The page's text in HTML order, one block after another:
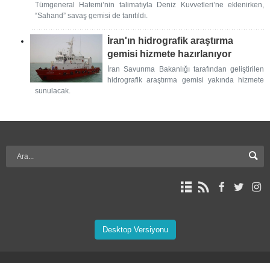
Tümgeneral Hatemi’nin talimatıyla Deniz Kuvvetleri’ne eklenirken,
“Sahand” savaş gemisi de tanıtıldı.
İran'ın hidrografik araştırma
gemisi hizmete hazırlanıyor
İran Savunma Bakanlığı tarafından geliştirilen
hidrografik araştırma gemisi yakında hizmete
sunulacak.
Desktop Versiyonu